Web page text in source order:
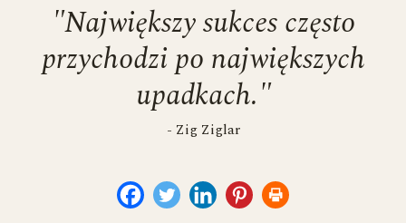
"Największy sukces często
przychodzi po największych
upadkach."
- Zig Ziglar